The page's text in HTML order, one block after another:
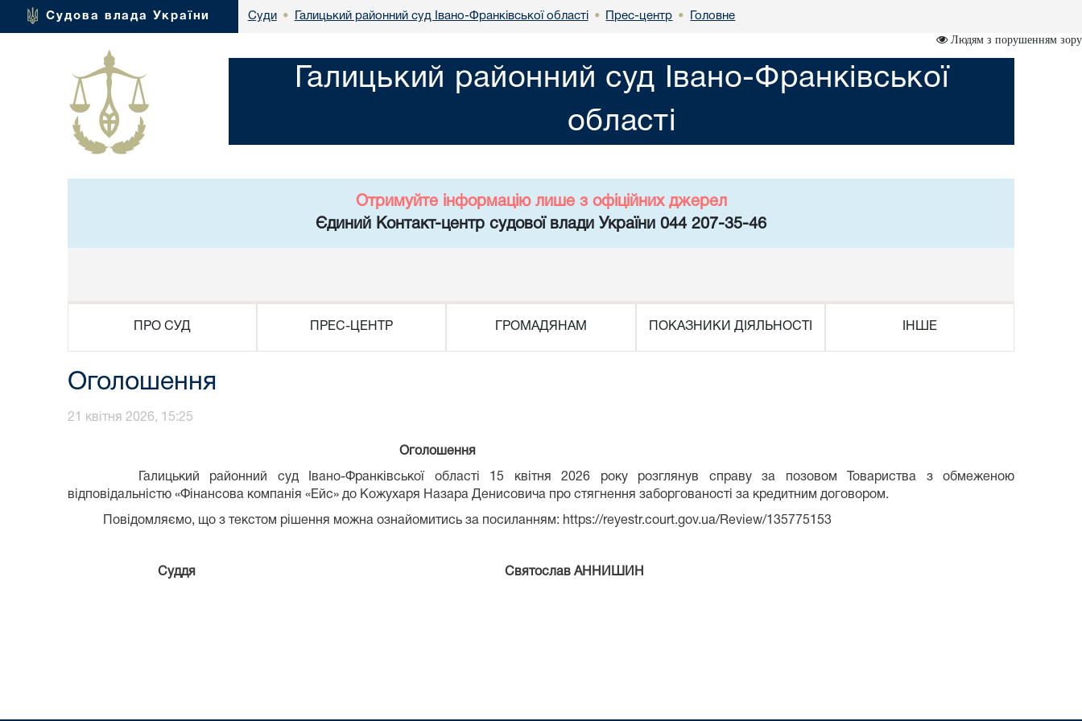
Судова влада України Суди • Галицький районний суд Івано-Франківської області • Прес-центр • Головне
Людям з порушенням зору
Галицький районний суд Івано-Франківської
області
Отримуйте інформацію лише з офіційних джерел
Єдиний Контакт-центр судової влади України 044 207-35-46
ПРО СУД ПРЕС-ЦЕНТР ГРОМАДЯНАМ ПОКАЗНИКИ ДІЯЛЬНОСТІ ІНШЕ
Оголошення
21 квітня 2026, 15:25
Оголошення
Галицький районний суд Івано-Франківської області 15 квітня 2026 року розглянув справу за позовом Товариства з обмеженою
відповідальністю «Фінансова компанія «Ейс» до Кожухаря Назара Денисовича про стягнення заборгованості за кредитним договором.
Повідомляємо, що з текстом рішення можна ознайомитись за посиланням: https://reyestr.court.gov.ua/Review/135775153
Суддя Святослав АННИШИН